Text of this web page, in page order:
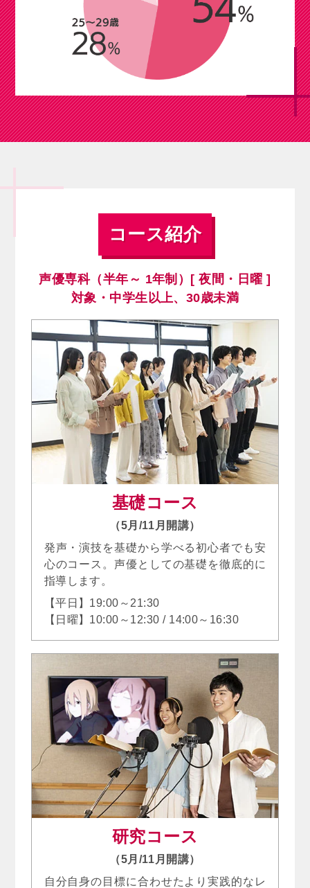
コース紹介
声優専科（半年～ 1年制）[ 夜間・日曜 ]
対象・中学生以上、30歳未満
基礎コース
（5月/11月開講）
発声・演技を基礎から学べる初心者でも安
心のコース。声優としての基礎を徹底的に
指導します。
【平日】19:00～21:30
【日曜】10:00～12:30 / 14:00～16:30
研究コース
（5月/11月開講）
自分自身の目標に合わせたより実践的なレ